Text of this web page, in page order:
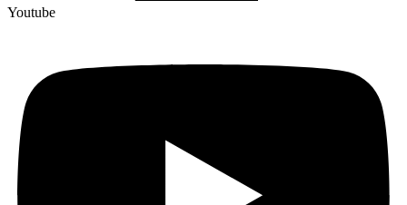
Youtube